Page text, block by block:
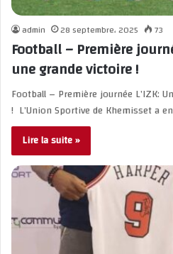
admin 28 septembre، 2025 73
Football – Première
une grande victoire !
Football – Première journée L’IZK:
! L’Union Sportive de Khemisset a
Lire la suite »